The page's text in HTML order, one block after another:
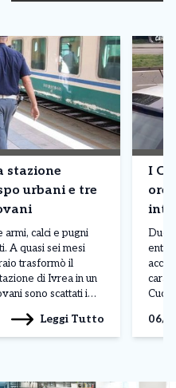
stazione
urbani e tre
calci e pugni
A quasi sei mesi
trasformò il
di Ivrea in un
sono scattati i
Leggi Tutto
I
ore
Due
06/